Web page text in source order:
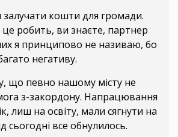
кошти для громади.
це робить, ви знаєте, партнер
я принципово не називаю, бо
негативу.
що певно нашому місту не
з-закордону. Напрацювання
лиш на освіту, мали сягнути на
сьогодні все обнулилось.